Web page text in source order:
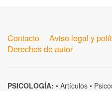
Contacto Aviso legal y
Derechos de autor
PSICOLOGÍA: • Artículos •